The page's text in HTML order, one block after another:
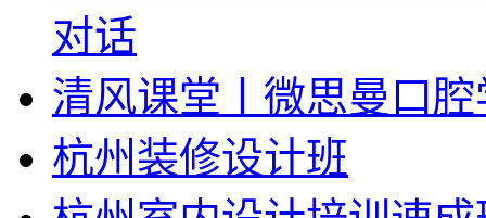
对话
清风课堂丨微思曼口
杭州装修设计班